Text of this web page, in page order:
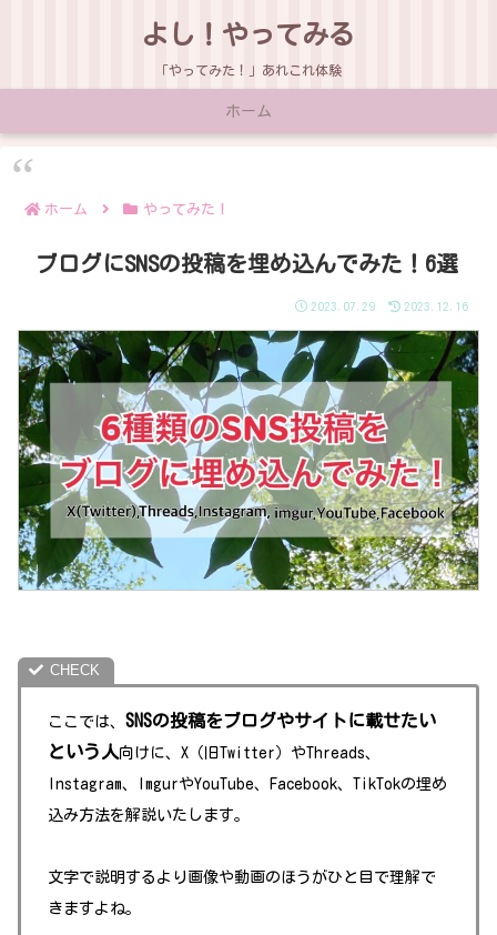
よし！やってみる
「やってみた！」あれこれ体験
ホーム
ホーム やってみた！
ブログにSNSの投稿を埋め込んでみた！6選
2023.07.29 2023.12.16
ここでは、 SNSの投稿をブログやサイトに載せたい
という人 向けに、X（旧Twitter）やThreads、
Instagram、ImgurやYouTube、Facebook、TikTokの埋め
込み方法を解説いたします。
文字で説明するより画像や動画のほうがひと目で理解で
きますよね。